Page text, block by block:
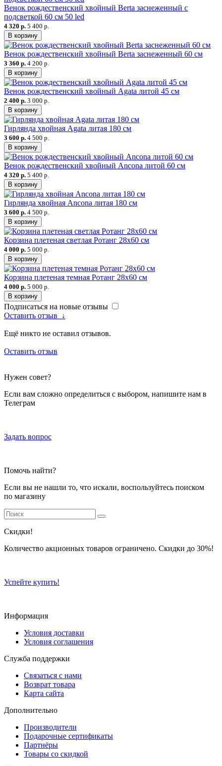
Венок рождественский хвойный Berta заснеженный c
подсветкой 60 см 50 led
4 320 р. 5 400 р.
В корзину
Венок рождественский хвойный Berta заснеженный 60 см
3 360 р. 4 200 р.
В корзину
Венок рождественский хвойный Agata литой 45 см
2 400 р. 3 000 р.
В корзину
Гирлянда хвойная Agata литая 180 см
3 600 р. 4 500 р.
В корзину
Венок рождественский хвойный Ancona литой 60 см
4 320 р. 5 400 р.
В корзину
Гирлянда хвойная Ancona литая 180 см
3 600 р. 4 500 р.
В корзину
Корзина плетеная светлая Ротанг 28х60 см
4 000 р. 5 000 р.
В корзину
Корзина плетеная темная Ротанг 28х60 см
4 000 р. 5 000 р.
В корзину
Подписаться на новые отзывы
Оставить отзыв
↓
Ещё никто не оставил отзывов.
Оставить отзыв
Нужен совет?
Если вам сложно определиться с выбором, напишите нам в
Телеграм
Задать вопрос
Помочь найти?
Если вы не нашли то, что искали, воспользуйтесь поиском
по магазину
Скидки!
Количество акционных товаров ограничено. Скидки до 30%!
Успейте купить!
Информация
Условия доставки
Условия соглашения
Служба поддержки
Связаться с нами
Возврат товара
Карта сайта
Дополнительно
Производители
Подарочные сертификаты
Партнёры
Товары со скидкой